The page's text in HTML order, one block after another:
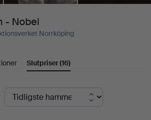
- Nobel
Norrköping
Slutpriser(16)